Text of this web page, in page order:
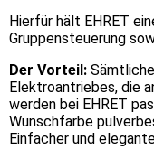
Hierfür hält EHRET
Gruppensteuerung
Der Vorteil:
Elektroantriebes, die
werden bei EHRET
Wunschfarbe
Einfacher und